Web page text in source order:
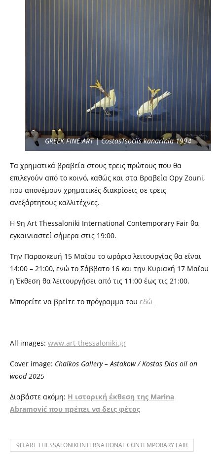
GREEK FINE ART | CostasTsoclis kanarinia 1994
Τα χρηματικά βραβεία στους τρεις πρώτους που θα
επιλεγούν από το κοινό, καθώς και στα Βραβεία Opy Zouni,
που απονέμουν χρηματικές διακρίσεις σε τρεις
ανεξάρτητους καλλιτέχνες.
Η 9η Art Thessaloniki International Contemporary Fair θα
εγκαινιαστεί σήμερα στις 19:00.
Την Παρασκευή 15 Μαΐου το ωράριο λειτουργίας θα είναι
14:00 – 21:00, ενώ το Σάββατο 16 και την Κυριακή 17 Μαΐου
η Έκθεση θα λειτουργήσει από τις 11:00 έως τις 21:00.
Μπορείτε να βρείτε το πρόγραμμα του εδώ
All images: www.art-thessaloniki.gr
Cover image: Chalkos Gallery – Astakow / Kostas Dios oil on
wood 2025
Διαβάστε ακόμη: Η ιστορική έκθεση της Marina
Abramović που πρέπει να δεις φέτος
9Η ART THESSALONIKI INTERNATIONAL CONTEMPORARY FAIR